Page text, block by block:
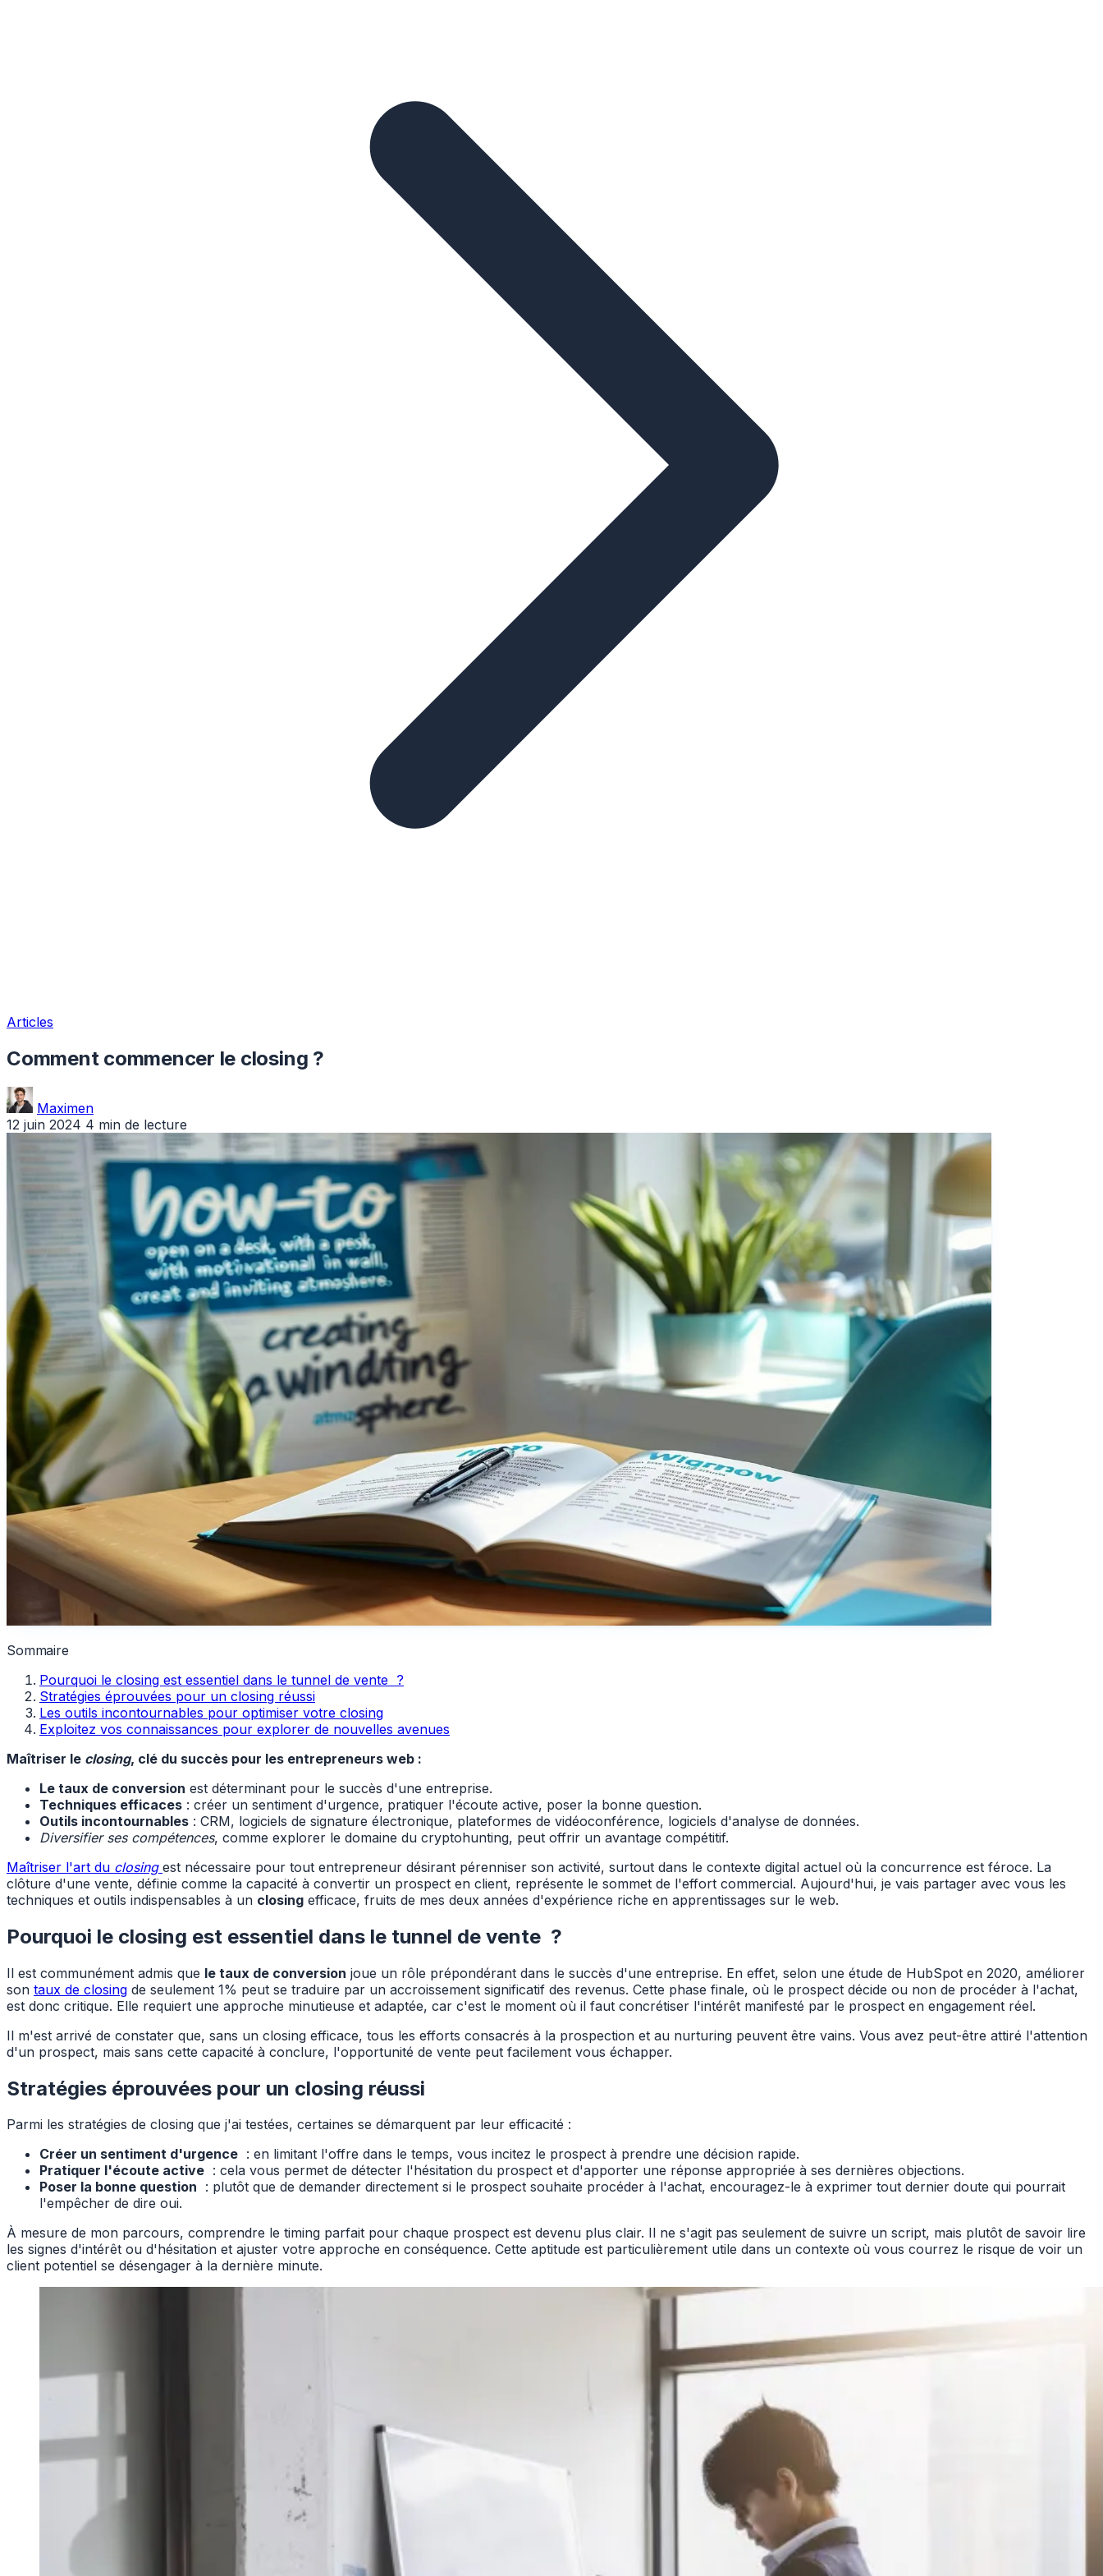
Articles
Comment commencer le closing ?
Maximen
12 juin 2024 4 min de lecture
Sommaire
Pourquoi le closing est essentiel dans le tunnel de vente ?
Stratégies éprouvées pour un closing réussi
Les outils incontournables pour optimiser votre closing
Exploitez vos connaissances pour explorer de nouvelles avenues
Maîtriser le closing, clé du succès pour les entrepreneurs web :
Le taux de conversion est déterminant pour le succès d'une entreprise.
Techniques efficaces : créer un sentiment d'urgence, pratiquer l'écoute active, poser la bonne question.
Outils incontournables : CRM, logiciels de signature électronique, plateformes de vidéoconférence, logiciels d'analyse de données.
Diversifier ses compétences, comme explorer le domaine du cryptohunting, peut offrir un avantage compétitif.
Maîtriser l'art du closing est nécessaire pour tout entrepreneur désirant pérenniser son activité, surtout dans le contexte digital actuel où la concurrence est féroce. La
clôture d'une vente, définie comme la capacité à convertir un prospect en client, représente le sommet de l'effort commercial. Aujourd'hui, je vais partager avec vous les
techniques et outils indispensables à un closing efficace, fruits de mes deux années d'expérience riche en apprentissages sur le web.
Pourquoi le closing est essentiel dans le tunnel de vente ?
Il est communément admis que le taux de conversion joue un rôle prépondérant dans le succès d'une entreprise. En effet, selon une étude de HubSpot en 2020, améliorer
son taux de closing de seulement 1% peut se traduire par un accroissement significatif des revenus. Cette phase finale, où le prospect décide ou non de procéder à l'achat,
est donc critique. Elle requiert une approche minutieuse et adaptée, car c'est le moment où il faut concrétiser l'intérêt manifesté par le prospect en engagement réel.
Il m'est arrivé de constater que, sans un closing efficace, tous les efforts consacrés à la prospection et au nurturing peuvent être vains. Vous avez peut-être attiré l'attention
d'un prospect, mais sans cette capacité à conclure, l'opportunité de vente peut facilement vous échapper.
Stratégies éprouvées pour un closing réussi
Parmi les stratégies de closing que j'ai testées, certaines se démarquent par leur efficacité :
Créer un sentiment d'urgence : en limitant l'offre dans le temps, vous incitez le prospect à prendre une décision rapide.
Pratiquer l'écoute active : cela vous permet de détecter l'hésitation du prospect et d'apporter une réponse appropriée à ses dernières objections.
Poser la bonne question : plutôt que de demander directement si le prospect souhaite procéder à l'achat, encouragez-le à exprimer tout dernier doute qui pourrait
l'empêcher de dire oui.
À mesure de mon parcours, comprendre le timing parfait pour chaque prospect est devenu plus clair. Il ne s'agit pas seulement de suivre un script, mais plutôt de savoir lire
les signes d'intérêt ou d'hésitation et ajuster votre approche en conséquence. Cette aptitude est particulièrement utile dans un contexte où vous courrez le risque de voir un
client potentiel se désengager à la dernière minute.